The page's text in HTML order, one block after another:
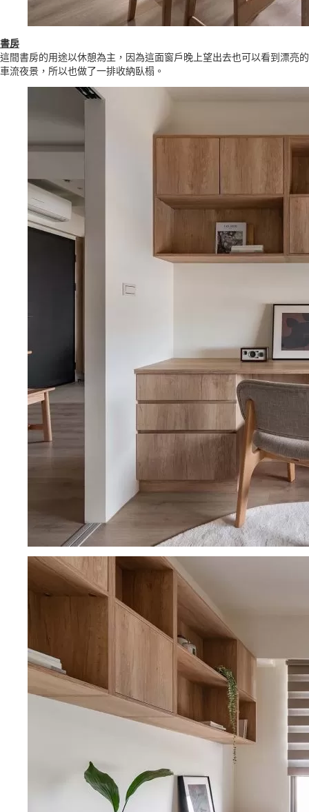
書房
這間書房的用途以休憩為主，因為這面窗戶晚上望出去也可以看到漂亮的
車流夜景，所以也做了一排收納臥榻。